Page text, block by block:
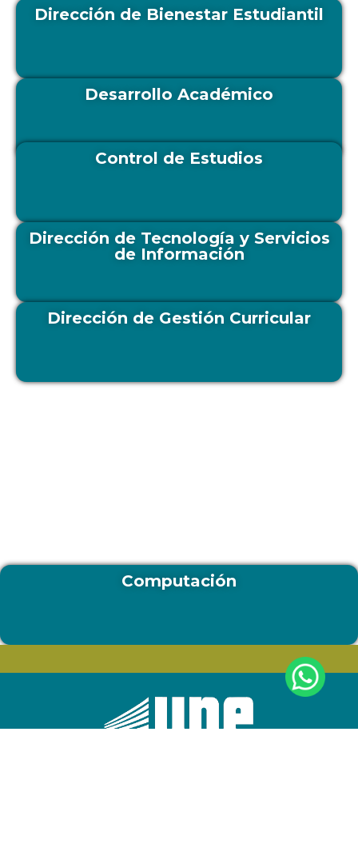
Dirección de Bienestar Estudiantil
Desarrollo Académico
Control de Estudios
Dirección de Tecnología y Servicios
de Información
Dirección de Gestión Curricular
Computación